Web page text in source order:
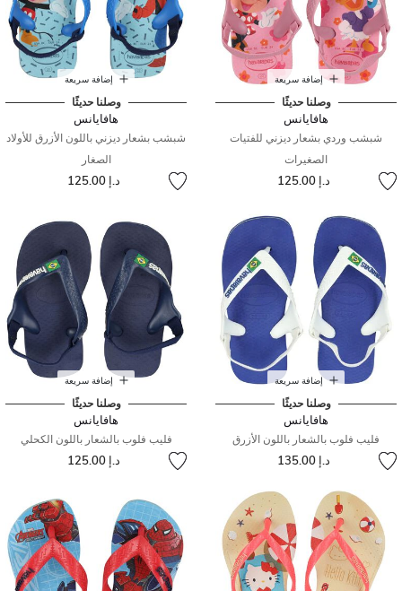
إضافة سريعة
وصلنا حديثًا
هافايانس
شبشب وردي بشعار ديزني للفتيات
الصغيرات
د.إ 125.00
إضافة سريعة
وصلنا حديثًا
هافايانس
شبشب بشعار ديزني باللون الأزرق للأولاد
الصغار
د.إ 125.00
إضافة سريعة
وصلنا حديثًا
هافايانس
فليب فلوب بالشعار باللون الأزرق
د.إ 135.00
إضافة سريعة
وصلنا حديثًا
هافايانس
فليب فلوب بالشعار باللون الكحلي
د.إ 125.00